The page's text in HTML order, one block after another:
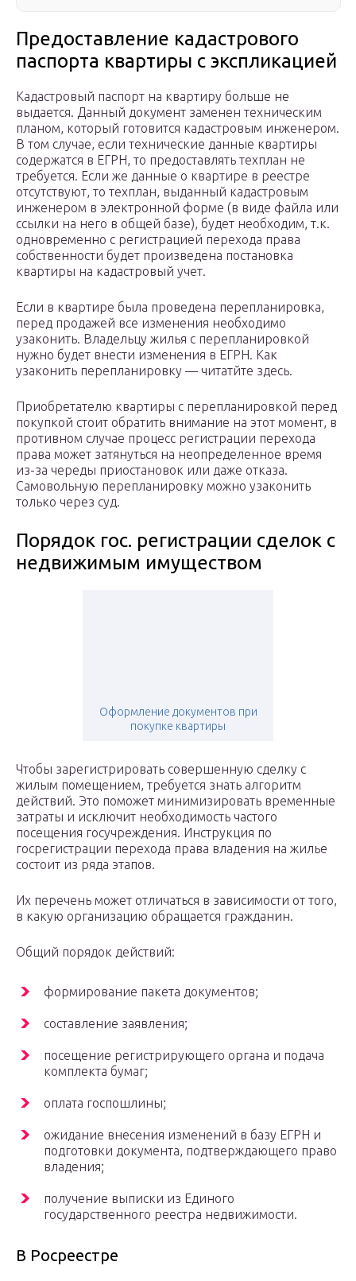
Предоставление кадастрового
паспорта квартиры с экспликацией
Кадастровый паспорт на квартиру больше не
выдается. Данный документ заменен техническим
планом, который готовится кадастровым инженером.
В том случае, если технические данные квартиры
содержатся в ЕГРН, то предоставлять техплан не
требуется. Если же данные о квартире в реестре
отсутствуют, то техплан, выданный кадастровым
инженером в электронной форме (в виде файла или
ссылки на него в общей базе), будет необходим, т.к.
одновременно с регистрацией перехода права
собственности будет произведена постановка
квартиры на кадастровый учет.
Если в квартире была проведена перепланировка,
перед продажей все изменения необходимо
узаконить. Владельцу жилья с перепланировкой
нужно будет внести изменения в ЕГРН. Как
узаконить перепланировку — читатйте здесь.
Приобретателю квартиры с перепланировкой перед
покупкой стоит обратить внимание на этот момент, в
противном случае процесс регистрации перехода
права может затянуться на неопределенное время
из-за череды приостановок или даже отказа.
Самовольную перепланировку можно узаконить
только через суд.
Порядок гос. регистрации сделок с
недвижимым имуществом
Оформление документов при
покупке квартиры
Чтобы зарегистрировать совершенную сделку с
жилым помещением, требуется знать алгоритм
действий. Это поможет минимизировать временные
затраты и исключит необходимость частого
посещения госучреждения. Инструкция по
госрегистрации перехода права владения на жилье
состоит из ряда этапов.
Их перечень может отличаться в зависимости от того,
в какую организацию обращается гражданин.
Общий порядок действий:
формирование пакета документов;
составление заявления;
посещение регистрирующего органа и подача
комплекта бумаг;
оплата госпошлины;
ожидание внесения изменений в базу ЕГРН и
подготовки документа, подтверждающего право
владения;
получение выписки из Единого
государственного реестра недвижимости.
В Росреестре